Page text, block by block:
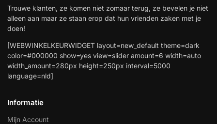
Trouwe klanten, ze komen niet zomaar terug, ze bevelen je niet
alleen aan maar ze staan erop dat hun vrienden zaken met je
doen!
[WEBWINKELKEURWIDGET layout=new_default theme=dark
color=#000000 show=yes view=slider amount=6 width=auto
width_amount=280px height=250px interval=5000
language=nld]
Informatie
Mijn Account